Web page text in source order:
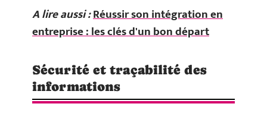
A lire aussi :Réussir son intégration en
entreprise : les clés d'un bon départ
Sécurité et traçabilité des
informations